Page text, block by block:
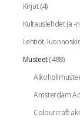
Kirjat(4)
Kultauslehdet ja -
Lehtiöt,
Musteet(488)
Amsterdam
Colourcraft